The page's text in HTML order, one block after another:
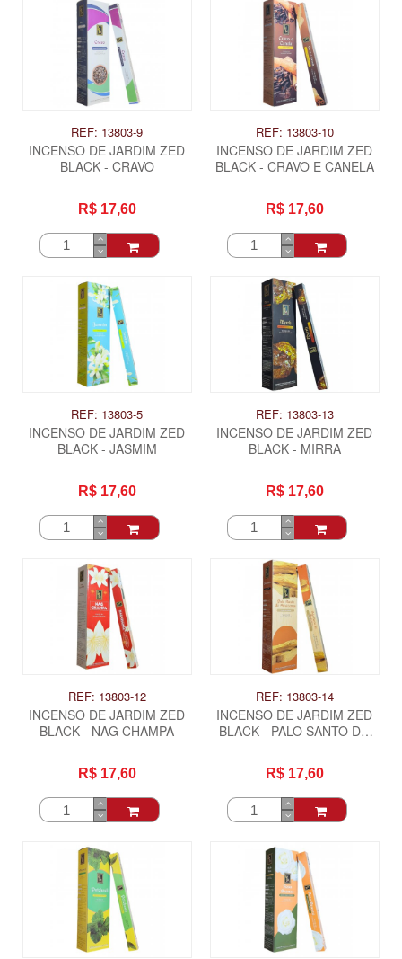
REF: 13803-9
INCENSO DE JARDIM ZED
BLACK - CRAVO
R$ 17,60
REF: 13803-10
INCENSO DE JARDIM ZED
BLACK - CRAVO E CANELA
R$ 17,60
REF: 13803-5
INCENSO DE JARDIM ZED
BLACK - JASMIM
R$ 17,60
REF: 13803-13
INCENSO DE JARDIM ZED
BLACK - MIRRA
R$ 17,60
REF: 13803-12
INCENSO DE JARDIM ZED
BLACK - NAG CHAMPA
R$ 17,60
REF: 13803-14
INCENSO DE JARDIM ZED
BLACK - PALO SANTO DO
R$ 17,60